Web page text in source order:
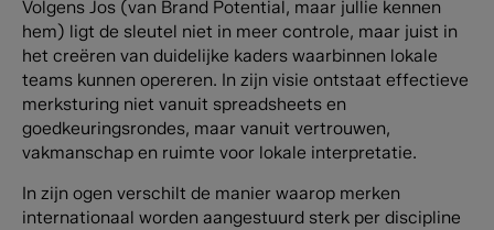
Volgens Jos (van Brand Potential, maar jullie kennen
hem) ligt de sleutel niet in meer controle, maar juist in
het creëren van duidelijke kaders waarbinnen lokale
teams kunnen opereren. In zijn visie ontstaat effectieve
merksturing niet vanuit spreadsheets en
goedkeuringsrondes, maar vanuit vertrouwen,
vakmanschap en ruimte voor lokale interpretatie.
In zijn ogen verschilt de manier waarop merken
internationaal worden aangestuurd sterk per discipline